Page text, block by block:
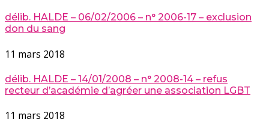
délib. HALDE – 06/02/2006 – n° 2006-17 – exclusion
don du sang
11 mars 2018
délib. HALDE – 14/01/2008 – n° 2008-14 – refus
recteur d’académie d’agréer une association LGBT
11 mars 2018